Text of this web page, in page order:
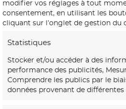
modifier vos réglages à tout
consentement, en utilisant les
cliquant sur l’onglet de gestion du
Statistiques
Stocker et/ou accéder à des
performance des publicités,
Comprendre les publics par le
données provenant de différentes